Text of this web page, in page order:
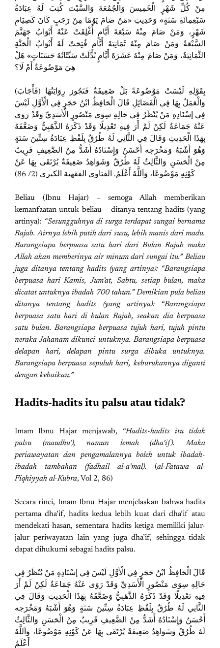
مِنْ كُلِّ شَهْرٍ الْخَمِيسَ وَالْجُمُعَةَ وَالسَّبْتَ كُتِبَ لَهُ عِبَادَةُ
سَبْعِمِائَةِ سَنَةٍ» وَحَدِيثِ «مَنْ صَامَ يَوْمًا مِنْ رَجَبٍ كَانَ كَصِيَامِ
شَهْرٍ، وَمَنْ صَامَ مِنْهُ سَبْعَةَ أَيَّامٍ أُغْلِقَتْ عَنْهُ أَبْوَابُ جَهَنَّمَ
السَّبْعَةُ وَمَنْ صَامَ مِنْهُ ثَمَانِيَةَ أَيَّامٍ فُتِحَتْ لَهُ أَبْوَابُ الْجَنَّةِ
الثَّمَانِيَةُ، وَمَنْ صَامَ مِنْهُ عَشَرَةَ أَيَّامٍ بُدِّلَتْ سَيِّئَاتُهُ حَسَنَاتٍ» هَلْ
هِيَ مَوْضُوعَةٌ أَمْ لَا؟
(فَأَجَابَ) بِقَوْلِهِ لَيْسَتْ مَوْضُوعَةً بَلْ ضَعِيفَةٌ فَتَجُوز رِوَايَتُهَا
وَالْعَمَلُ بِهَا فِي الْفَضَائِلِ قَالَ الْحَافِظُ ابْنُ حَجَرٍ فِي الْأَوَّلِ لَيْسَ
فِي إسْنَادِهِ مَنْ يُنْظَرُ فِي حَالِهِ سِوَى مَنْصُورٍ الْأَسَدِيِّ وَقَدْ رَوَى
عَنْهُ جَمَاعَةٌ لَكِنْ لَمْ أَرَ فِيهِ تَعْدِيلًا وَقَدْ ذَكَرَهُ الذَّهَبِيُّ وَضَعَّفَهُ
بِهَذَا الْحَدِيثِ وَقَالَ فِي الثَّانِي لَهُ طُرُقٌ بِلَفْظِ عِبَادَةُ سِتِّينَ سَنَةٍ
وَهُوَ أَشْبَهُ وَمَخْرَجه أَحْسَنُ وَإِسْنَادُهُ أَشَدُّ مِنْ الضَّعِيفِ قَرِيبٌ
مِنْ الْحَسَنِ وَالثَّالِثُ لَهُ طُرُقٌ وَشَوَاهِدُ ضَعِيفَةٌ يُرْتَقَى بِهَا عَنْ
كَوْنِهِ مَوْضُوعًا، وَاَللَّهُ أَعْلَمُ. الفتاوى الفقهية الكبرى (2/ 86)
Beliau (Ibnu Hajar) – semoga Allah memberikan
kemanfaatan untuk beliau – ditanya tentang hadits (yang
artinya): “Sesungguhnya di surga terdapat sungai bernama
Rajab. Airnya lebih putih dari susu, lebih manis dari madu.
Barangsiapa berpuasa satu hari dari Bulan Rajab maka
Allah akan memberinya air minum dari sungai itu.” Beliau
juga ditanya tentang hadits (yang artinya): “Barangsiapa
berpuasa hari Kamis, Jum’at, Sabtu, setiap bulan, maka
dicatat untuknya ibadah 700 tahun.” Demikian pula beliau
ditanya tentang hadits (yang artinya): “Barangsiapa
berpuasa satu hari di bulan Rajab, seakan dia berpuasa
satu bulan. Barangsiapa berpuasa tujuh hari, tujuh pintu
neraka Jahanam dikunci untuknya. Barangsiapa berpuasa
delapan hari, delapan pintu surga dibuka untuknya.
Barangsiapa berpuasa sepuluh hari, keburukannya diganti
dengan kebaikan.”
Hadits-hadits itu palsu atau tidak?
Imam Ibnu Hajar menjawab,
“Hadits-hadits itu tidak
palsu (maudhu’), namun lemah (dha’if). Maka
periawayatan dan pengamalannya boleh untuk ibadah-
ibadah tambahan (fadhail al-a’mal).
(al-Fatawa al-
Fiqhiyyah al-Kubra, Vol 2, 86)
Secara rinci, Imam Ibnu Hajar menjelaskan bahwa hadits
pertama dha’if, hadits kedua lebih kuat dari dha’if atau
mendekati hasan, sementara hadits ketiga memiliki jalur-
jalur periwayatan lain yang juga dha’if, sehingga tidak
dapat dihukumi sebagai hadits palsu.
قَالَ الْحَافِظُ ابْنُ حَجَرٍ فِي الْأَوَّلِ لَيْسَ فِي إسْنَادِهِ مَنْ يُنْظَرُ فِي
حَالِهِ سِوَى مَنْصُورٍ الْأَسَدِيِّ وَقَدْ رَوَى عَنْهُ جَمَاعَةٌ لَكِنْ لَمْ أَرَ
فِيهِ تَعْدِيلًا وَقَدْ ذَكَرَهُ الذَّهَبِيُّ وَضَعَّفَهُ بِهَذَا الْحَدِيثِ وَقَالَ فِي
الثَّانِي لَهُ طُرُقٌ بِلَفْظِ عِبَادَةُ سِتِّينَ سَنَةٍ وَهُوَ أَشْبَهُ وَمَخْرَجه
أَحْسَنُ وَإِسْنَادُهُ أَشَدُّ مِنْ الضَّعِيفِ قَرِيبٌ مِنْ الْحَسَنِ وَالثَّالِثُ
لَهُ طُرُقٌ وَشَوَاهِدُ ضَعِيفَةٌ يُرْتَقَى بِهَا عَنْ كَوْنِهِ مَوْضُوعًا، وَاَللَّهُ
أَعْلَمُ